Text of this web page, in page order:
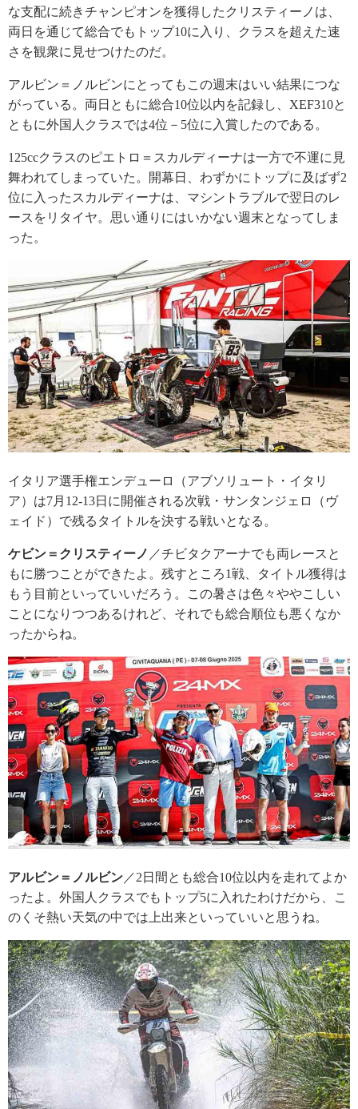
な支配に続きチャンピオンを獲得したクリスティーノは、
両日を通じて総合でもトップ10に入り、クラスを超えた速
さを観衆に見せつけたのだ。
アルビン＝ノルビンにとってもこの週末はいい結果につな
がっている。両日ともに総合10位以内を記録し、XEF310と
ともに外国人クラスでは4位－5位に入賞したのである。
125ccクラスのピエトロ＝スカルディーナは一方で不運に見
舞われてしまっていた。開幕日、わずかにトップに及ばず2
位に入ったスカルディーナは、マシントラブルで翌日のレ
ースをリタイヤ。思い通りにはいかない週末となってしま
った。
イタリア選手権エンデューロ（アブソリュート・イタリ
ア）は7月12-13日に開催される次戦・サンタンジェロ（ヴ
ェイド）で残るタイトルを決する戦いとなる。
ケビン＝クリスティーノ ／チビタクアーナでも両レースと
もに勝つことができたよ。残すところ1戦、タイトル獲得は
もう目前といっていいだろう。この暑さは色々ややこしい
ことになりつつあるけれど、それでも総合順位も悪くなか
ったからね。
アルビン＝ノルビン／2日間とも総合10位以内を走れてよか
ったよ。外国人クラスでもトップ5に入れたわけだから、こ
のくそ熱い天気の中では上出来といっていいと思うね。